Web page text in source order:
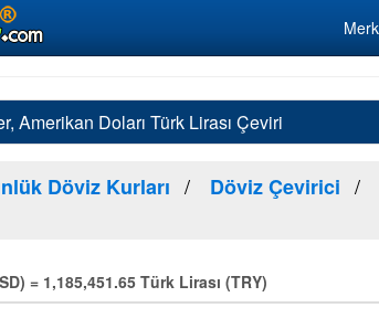
Amerikan Doları Türk Lirası Çeviri
Döviz Kurları Döviz Çevirici
= 1,185,451.65 Türk Lirası (TRY)